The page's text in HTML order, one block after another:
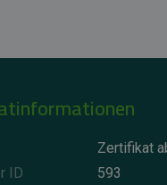
Zertifikat
ID
593